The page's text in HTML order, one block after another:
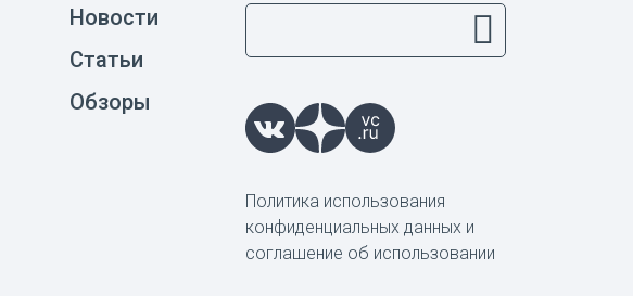
Новости
Статьи
Обзоры
Политика использования
конфиденциальных данных и
соглашение об использовании